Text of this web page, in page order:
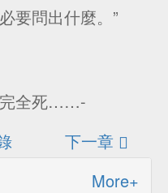
要問出什麼。”
完全死……-
下一章
More+